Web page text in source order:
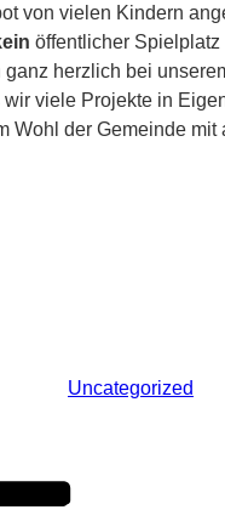
von vielen Kindern
öffentlicher
herzlich bei
viele Projekte in
Wohl der Gemeinde
Uncategorized